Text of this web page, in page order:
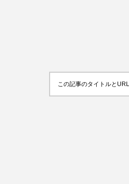
この記事のタイトルと